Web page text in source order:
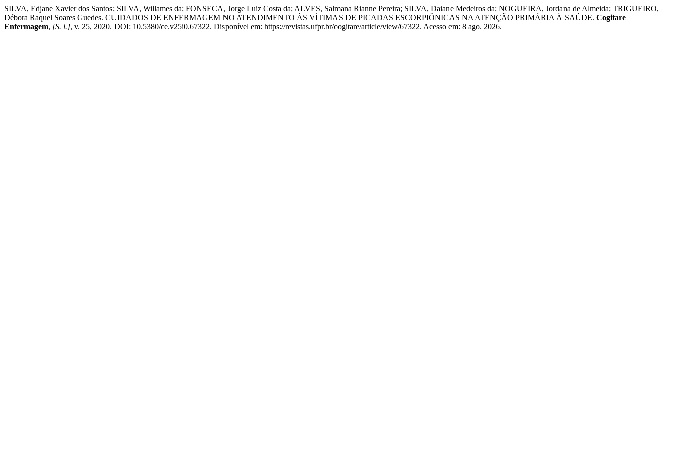
SILVA, Edjane Xavier dos Santos; SILVA, Willames da; FONSECA, Jorge Luiz Costa da; ALVES, Salmana Rianne Pereira; SILVA, Daiane Medeiros da; NOGUEIRA, Jordana de Almeida; TRIGUEIRO,
Débora Raquel Soares Guedes. CUIDADOS DE ENFERMAGEM NO ATENDIMENTO ÀS VÍTIMAS DE PICADAS ESCORPIÔNICAS NA ATENÇÃO PRIMÁRIA À SAÚDE. Cogitare
Enfermagem, [S. l.], v. 25, 2020. DOI: 10.5380/ce.v25i0.67322. Disponível em: https://revistas.ufpr.br/cogitare/article/view/67322. Acesso em: 8 ago. 2026.